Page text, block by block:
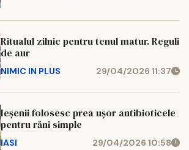
Ritualul zilnic pentru tenul matur. Reguli
de aur
NIMIC IN PLUS 29/04/2026 11:37
Ieșenii folosesc prea ușor antibioticele
pentru răni simple
IASI 29/04/2026 10:58